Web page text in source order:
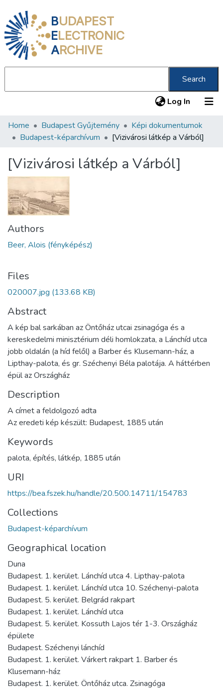
BUDAPEST
ELECTRONIC
ARCHIVE
Search
Log In (current)
Communities & Collections
Statistics
Home Budapest Gyűjtemény
Képi dokumentumok
Budapest-képarchívum
[Vizivárosi látkép a Várból]
[Vizivárosi látkép a Várból]
Authors
Beer, Alois (fényképész)
Files
020007.jpg (133.68 KB)
Abstract
A kép bal sarkában az Öntőház utcai zsinagóga és a
kereskedelmi minisztérium déli homlokzata, a Lánchíd utca
jobb oldalán (a híd felől) a Barber és Klusemann-ház, a
Lipthay-palota, és gr. Széchenyi Béla palotája. A háttérben
épül az Országház
Description
A címet a feldolgozó adta
Az eredeti kép készült: Budapest, 1885 után
Keywords
palota, építés, látkép, 1885 után
URI
https://bea.fszek.hu/handle/20.500.14711/154783
Collections
Budapest-képarchívum
Geographical location
Duna
Budapest. 1. kerület. Lánchíd utca 4. Lipthay-palota
Budapest. 1. kerület. Lánchíd utca 10. Széchenyi-palota
Budapest. 5. kerület. Belgrád rakpart
Budapest. 1. kerület. Lánchíd utca
Budapest. 5. kerület. Kossuth Lajos tér 1-3. Országház
épülete
Budapest. Széchenyi lánchíd
Budapest. 1. kerület. Várkert rakpart 1. Barber és
Klusemann-ház
Budapest. 1. kerület. Öntőház utca. Zsinagóga